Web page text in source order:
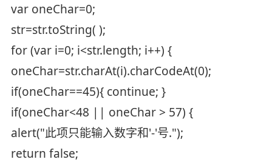
var oneChar=0;
str=str.toString( );
for (var i=0; i<str.length; i++) {
oneChar=str.charAt(i).charCodeAt(0);
if(oneChar==45){ continue; }
if(oneChar<48 || oneChar > 57) {
alert("此项只能输入数字和'-'号.");
return false;